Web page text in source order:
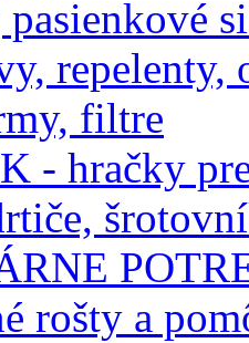
repelenty,
filtre
- hračky
rošty a